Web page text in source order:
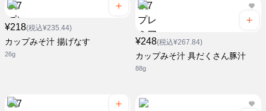
¥218(税込¥235.44)
カップみそ汁 揚げなす
26g
¥248(税込¥267.84)
カップみそ汁 具だくさん豚汁
88g